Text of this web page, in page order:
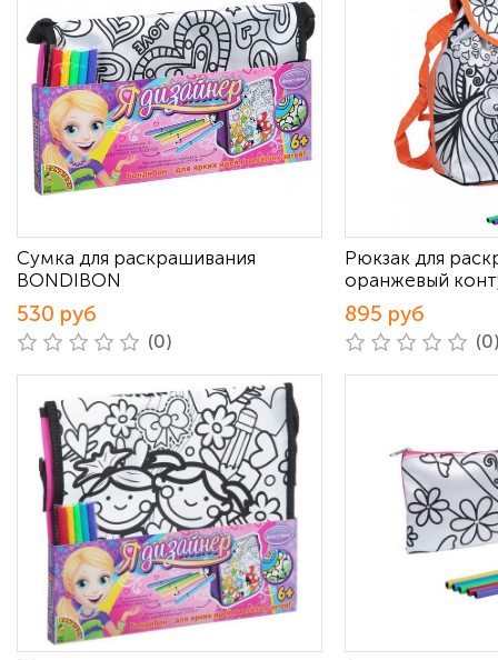
Сумка для раскрашивания
BONDIBON
530 руб
(0)
Рюкзак для
оранжевый
895 руб